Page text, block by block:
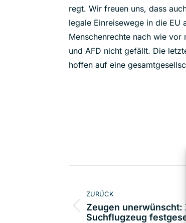
regt. Wir freuen uns, dass
legale Einreisewege in die EU
Menschenrechte nach wie vor
und AFD nicht gefällt. Die
hoffen auf eine
ZURÜCK
Vorheriger
Zeugen unerwünscht:
Suchflugzeug